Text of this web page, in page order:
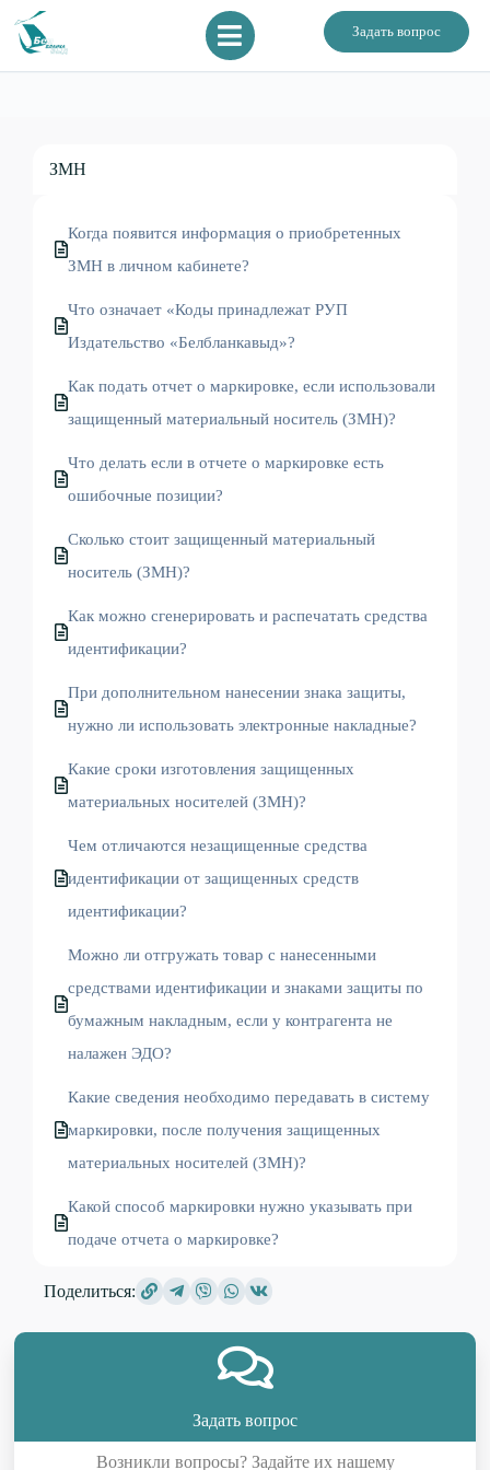
Задать вопрос
ЗМН
Когда появится информация о приобретенных
ЗМН в личном кабинете?
Что означает «Коды принадлежат РУП
Издательство «Белбланкавыд»?
Как подать отчет о маркировке, если использовали
защищенный материальный носитель (ЗМН)?
Что делать если в отчете о маркировке есть
ошибочные позиции?
Сколько стоит защищенный материальный
носитель (ЗМН)?
Как можно сгенерировать и распечатать средства
идентификации?
При дополнительном нанесении знака защиты,
нужно ли использовать электронные накладные?
Какие сроки изготовления защищенных
материальных носителей (ЗМН)?
Чем отличаются незащищенные средства
идентификации от защищенных средств
идентификации?
Можно ли отгружать товар с нанесенными
средствами идентификации и знаками защиты по
бумажным накладным, если у контрагента не
налажен ЭДО?
Какие сведения необходимо передавать в систему
маркировки, после получения защищенных
материальных носителей (ЗМН)?
Какой способ маркировки нужно указывать при
подаче отчета о маркировке?
Поделиться:
Задать вопрос
Возникли вопросы? Задайте их нашему